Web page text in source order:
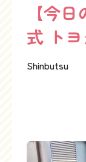
【今
式 ト
Shinbutsu